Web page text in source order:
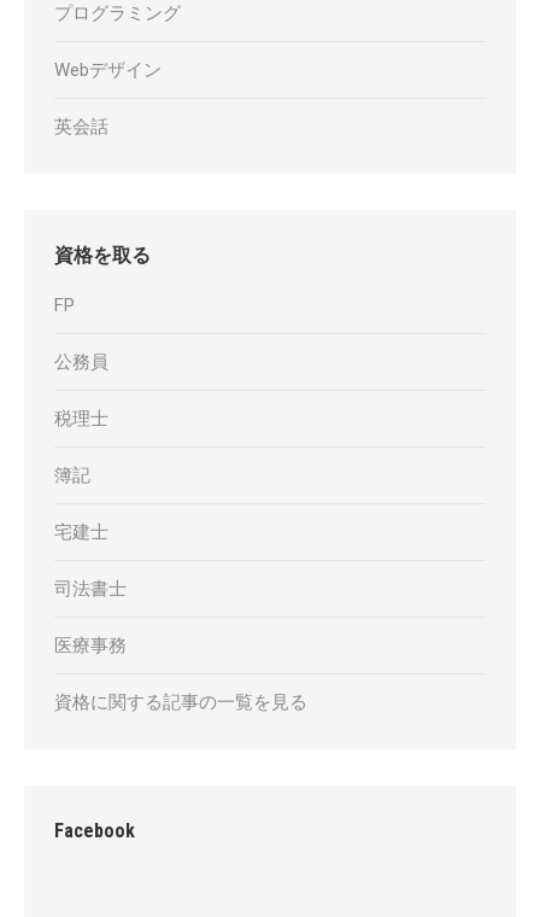
プログラミング
Webデザイン
英会話
資格を取る
FP
公務員
税理士
簿記
宅建士
司法書士
医療事務
資格に関する記事の一覧を見る
Facebook